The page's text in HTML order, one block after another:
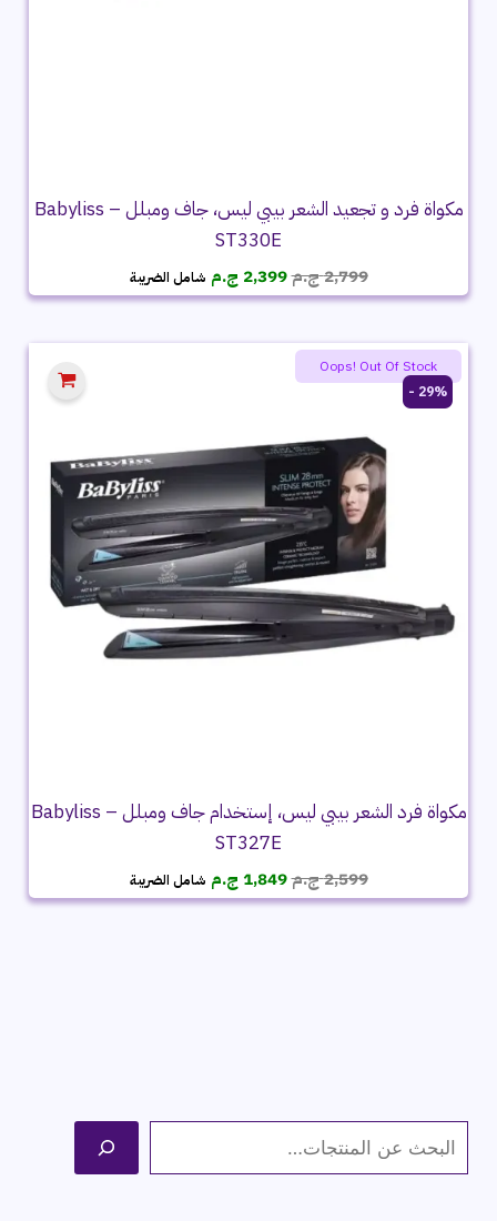
مكواة فرد و تجعيد الشعر بيبي ليس، جاف ومبلل – Babyliss
ST330E
2,799ج.مالسعر
الأصلي
2,799 ج.م.
2,399 ج.م السعر
الحالي
2,399 ج.م.
شامل الضريبة
29% -
مكواة فرد الشعر بيبي ليس، إستخدام جاف ومبلل – Babyliss
ST327E
2,599ج.مالسعر
الأصلي
1,849 ج.م السعر
الحالي
شامل الضريبة
Oops! Out Of Stock
ل